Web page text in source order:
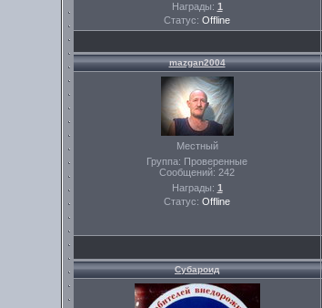
Награды: 1
Статус: Offline
mazgan2004
Местный
Группа: Проверенные
Сообщений: 242
Награды: 1
Статус: Offline
Субароид